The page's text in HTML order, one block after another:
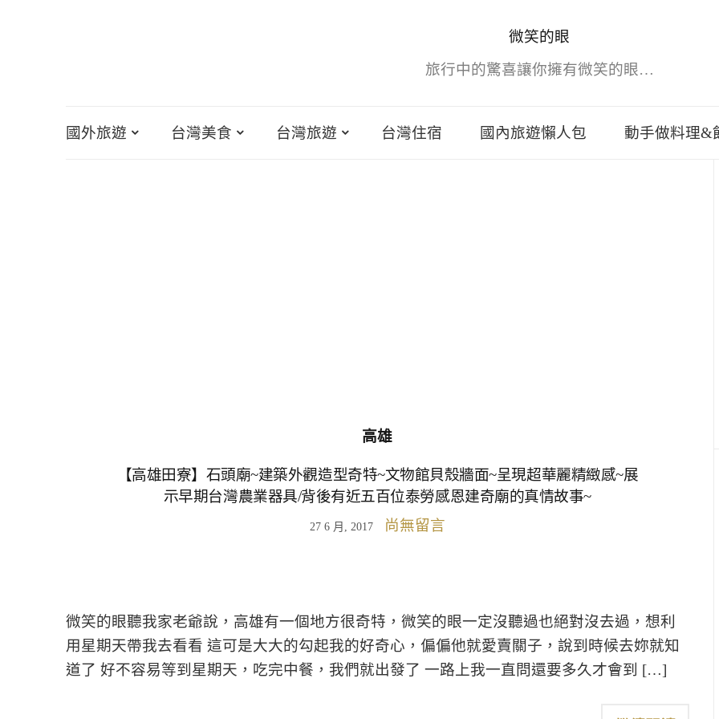
微笑的眼
旅行中的驚喜讓你擁有微笑的眼…
國外旅遊 台灣美食 台灣旅遊 台灣住宿 國內旅遊懶人包 動手做料理&
高雄
【高雄田寮】石頭廟~建築外觀造型奇特~文物館貝殼牆面~呈現超華麗精緻感~展
示早期台灣農業器具/背後有近五百位泰勞感恩建奇廟的真情故事~
27 6 月, 2017 尚無留言
微笑的眼聽我家老爺說，高雄有一個地方很奇特，微笑的眼一定沒聽過也絕對沒去過，想利
用星期天帶我去看看 這可是大大的勾起我的好奇心，偏偏他就愛賣關子，說到時候去妳就知
道了 好不容易等到星期天，吃完中餐，我們就出發了 一路上我一直問還要多久才會到 […]